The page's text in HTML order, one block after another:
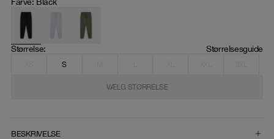
Størrelse: Størrelsesguide
S
VÆLG STØRRELSE
BESKRIVELSE